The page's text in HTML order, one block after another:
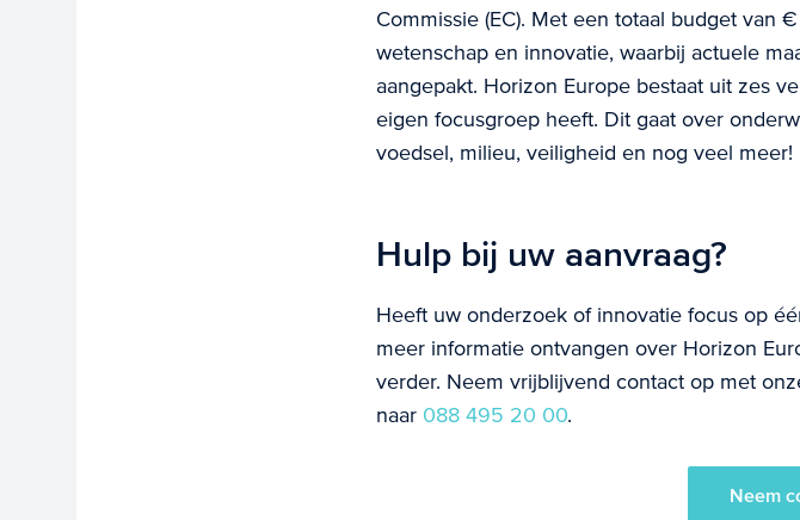
Commissie (EC). Met een totaal budget van
wetenschap en innovatie, waarbij actuele
aangepakt. Horizon Europe bestaat uit zes
eigen focusgroep heeft. Dit gaat over
voedsel, milieu, veiligheid en nog veel meer!
Hulp bij uw aanvraag?
Heeft uw onderzoek of innovatie focus op
meer informatie ontvangen over Horizon
verder. Neem vrijblijvend contact op met
naar 088 495 20 00.
Neem